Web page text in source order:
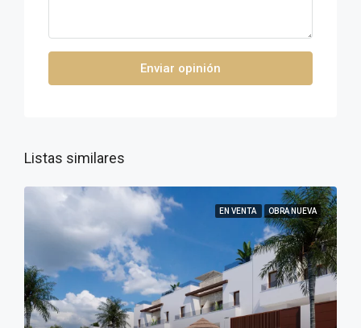
Enviar opinión
Listas similares
EN VENTA OBRA NUEVA